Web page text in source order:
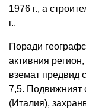
1976 г., а
г..
Поради
активния
вземат предвид
7,5. Подвижният
(Италия),